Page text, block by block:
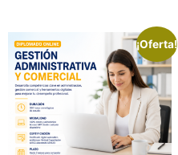
¡Oferta!